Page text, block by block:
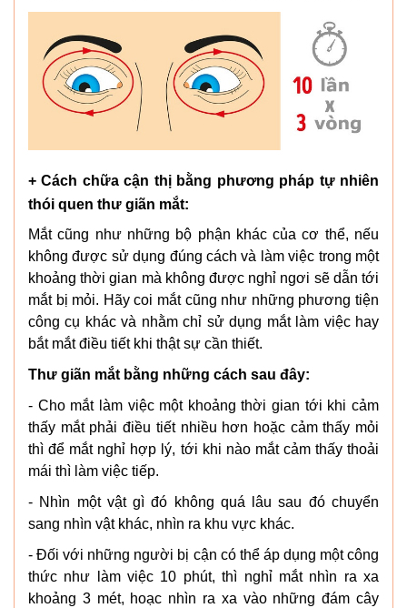
+ Cách chữa cận thị bằng phương pháp tự nhiên
thói quen thư giãn mắt:
Mắt cũng như những bộ phận khác của cơ thể, nếu
không được sử dụng đúng cách và làm việc trong một
khoảng thời gian mà không được nghỉ ngơi sẽ dẫn tới
mắt bị mỏi. Hãy coi mắt cũng như những phương tiện
công cụ khác và nhằm chỉ sử dụng mắt làm việc hay
bắt mắt điều tiết khi thật sự cần thiết.
Thư giãn mắt bằng những cách sau đây:
- Cho mắt làm việc một khoảng thời gian tới khi cảm
thấy mắt phải điều tiết nhiều hơn hoặc cảm thấy mỏi
thì để mắt nghỉ hợp lý, tới khi nào mắt cảm thấy thoải
mái thì làm việc tiếp.
- Nhìn một vật gì đó không quá lâu sau đó chuyển
sang nhìn vật khác, nhìn ra khu vực khác.
- Đối với những người bị cận có thể áp dụng một công
thức như làm việc 10 phút, thì nghỉ mắt nhìn ra xa
khoảng 3 mét, hoạc nhìn ra xa vào những đám cây